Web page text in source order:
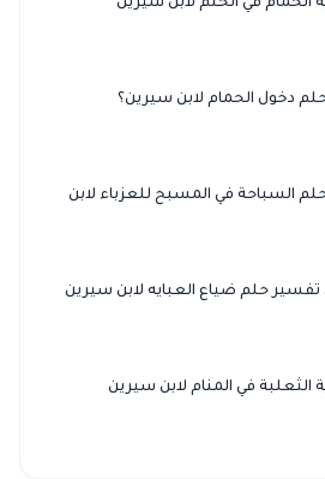
الحمام في الحلم لابن سيرين
دخول الحمام لابن سيرين؟
السباحة في المسبح للعزباء لابن
حلم ضياع العبايه لابن سيرين
الثعلبة في المنام لابن سيرين